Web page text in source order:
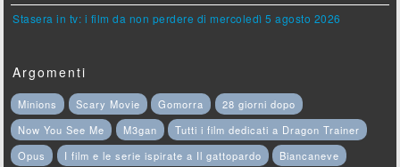
Stasera in tv: i film da non perdere di mercoledì 5 agosto 2026
Argomenti
Minions Scary Movie Gomorra
28 giorni dopo
Now You See Me
M3gan
Tutti i film dedicati a Dragon Trainer
Opus
I film e le serie ispirate a Il gattopardo
Biancaneve